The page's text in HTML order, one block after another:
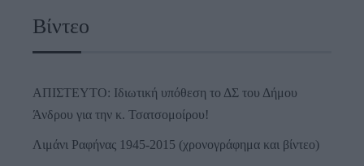
Βίντεο
ΑΠΙΣΤΕΥΤΟ: Ιδιωτική υπόθεση το ΔΣ του Δήμου
Άνδρου για την κ. Τσατσομοίρου!
Λιμάνι Ραφήνας 1945-2015 (χρονογράφημα και βίντεο)